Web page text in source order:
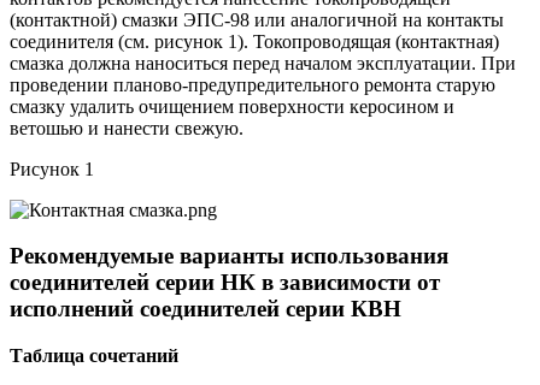
(контактной) смазки ЭПС-98 или аналогичной на контакты
соединителя (см. рисунок 1). Токопроводящая (контактная)
смазка должна наноситься перед началом эксплуатации. При
проведении планово-предупредительного ремонта старую
смазку удалить очищением поверхности керосином и
ветошью и нанести свежую.
Рисунок 1
Рекомендуемые варианты использования
соединителей серии НК в зависимости от
исполнений соединителей серии КВН
Таблица сочетаний